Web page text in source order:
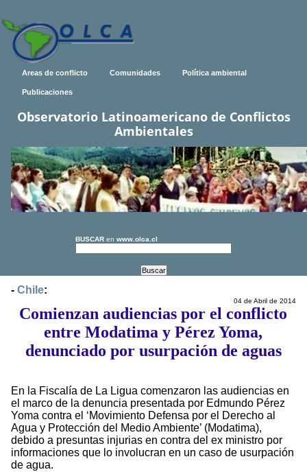
Areas de conflicto Comunidades Política ambiental
Publicaciones
Observatorio Latinoamericano de Conflictos
Ambientales
BUSCAR en www.olca.cl
- Chile:
04 de Abril de 2014
Comienzan audiencias por el conflicto
entre Modatima y Pérez Yoma,
denunciado por usurpación de aguas
En la Fiscalía de La Ligua comenzaron las audiencias en
el marco de la denuncia presentada por Edmundo Pérez
Yoma contra el ‘Movimiento Defensa por el Derecho al
Agua y Protección del Medio Ambiente’ (Modatima),
debido a presuntas injurias en contra del ex ministro por
informaciones que lo involucran en un caso de usurpación
de agua.